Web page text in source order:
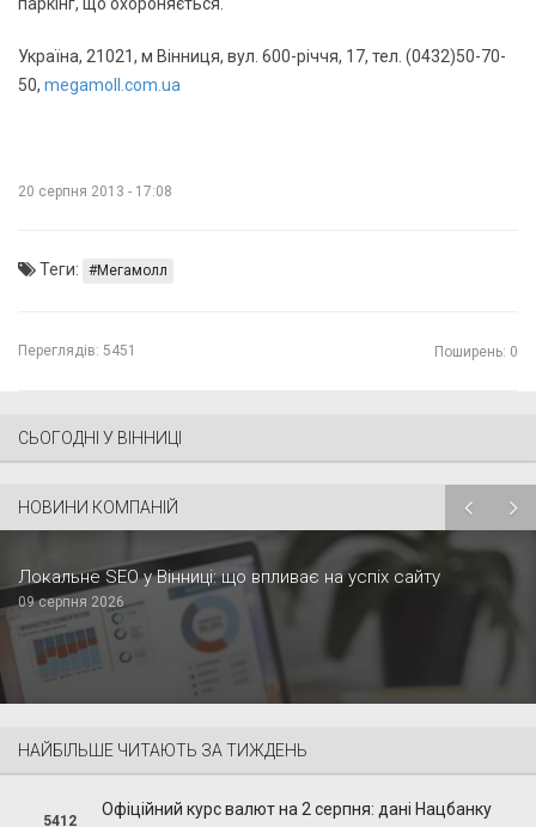
Україна, 21021, м Вінниця, вул. 600-річчя, 17, тел. (0432)50-70-
50, megamoll.com.ua
20 серпня 2013 - 17:08
Теги: Мегамолл
Переглядів: 5451 Поширень: 0
СЬОГОДНІ У ВІННИЦІ
НОВИНИ КОМПАНІЙ
Локальне SEO у Вінниці: що впливає на успіх сайту
09 серпня 2026
НАЙБІЛЬШЕ ЧИТАЮТЬ ЗА ТИЖДЕНЬ
5412
Офіційний курс валют на 2 серпня: дані Нацбанку